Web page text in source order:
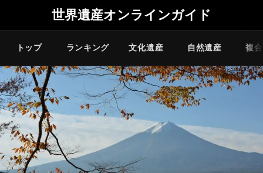
世界遺産オンラインガイド
トップ ランキング 文化遺産 自然遺産 複